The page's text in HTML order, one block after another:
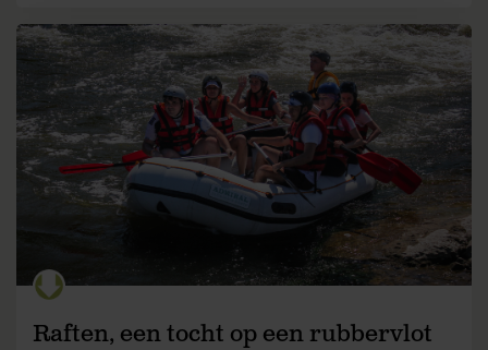
Raften, een tocht op een rubbervlot